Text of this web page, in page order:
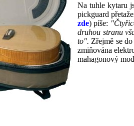
Na tuhle kytaru
pickguard
zde) píše:
druhou stranu
to". Zřejmě se
zmiňována
mahagonový